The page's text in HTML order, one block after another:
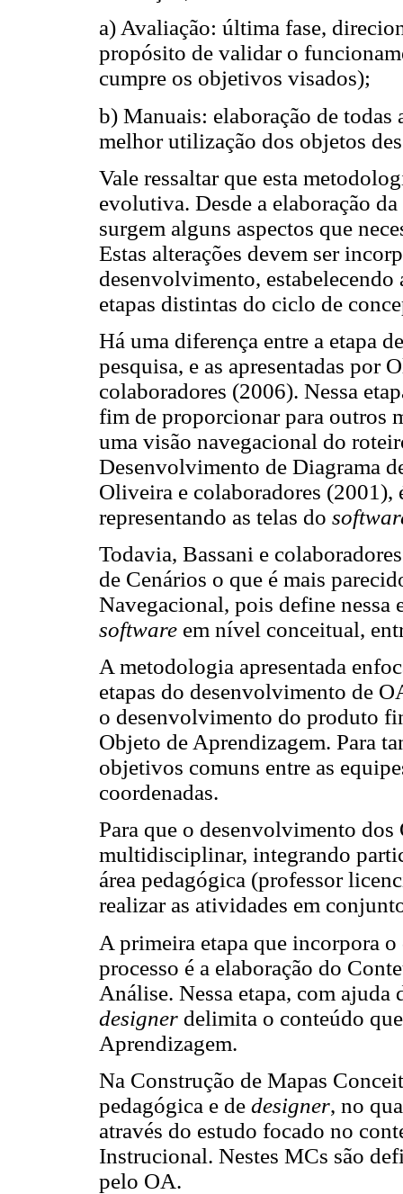
a) Avaliação: última fase,
propósito de validar o
cumpre os objetivos visados);
b) Manuais: elaboração de todas
melhor utilização dos objetos
Vale ressaltar que esta
evolutiva. Desde a elaboração
surgem alguns aspectos que
Estas alterações devem ser
desenvolvimento,
etapas distintas do ciclo de
Há uma diferença entre a etapa
pesquisa, e as apresentadas por
colaboradores (2006). Nessa
fim de proporcionar para outros
uma visão navegacional do
Desenvolvimento de Diagrama
Oliveira e colaboradores (2001),
representando as telas do
Todavia, Bassani e
de Cenários o que é mais
Navegacional, pois define nessa
software em nível conceitual,
A metodologia apresentada
etapas do desenvolvimento de
o desenvolvimento do produto
Objeto de Aprendizagem. Para
objetivos comuns entre as
coordenadas.
Para que o desenvolvimento
multidisciplinar, integrando
área pedagógica (professor
realizar as atividades em
A primeira etapa que incorpora
processo é a elaboração do
Análise. Nessa etapa, com ajuda
designer delimita o conteúdo
Aprendizagem.
Na Construção de Mapas
pedagógica e de designer, no
através do estudo focado no
Instrucional. Nestes MCs são
pelo OA.